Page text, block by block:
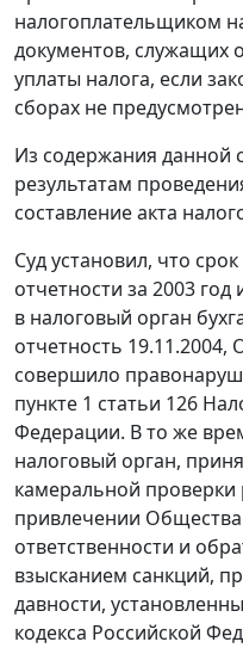
налогоплательщиком
документов, служащих
уплаты налога, если
сборах не
Из содержания данной
результатам
составление акта
Суд установил, что
отчетности за 2003 год
в налоговый орган
отчетность
совершило
пункте 1 статьи 126
Федерации. В то же
налоговый орган,
камеральной проверки
привлечении Общества
ответственности и
взысканием санкций,
давности,
кодекса Российской